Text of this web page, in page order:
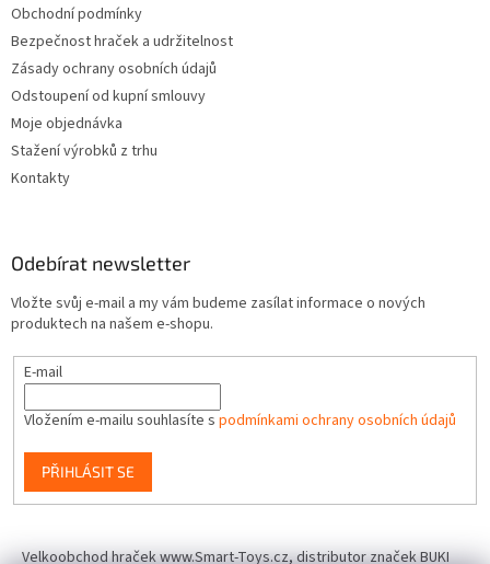
Obchodní podmínky
Bezpečnost hraček a udržitelnost
Zásady ochrany osobních údajů
Odstoupení od kupní smlouvy
Moje objednávka
Stažení výrobků z trhu
Kontakty
Odebírat newsletter
Vložte svůj e-mail a my vám budeme zasílat informace o nových
produktech na našem e-shopu.
E-mail
Vložením e-mailu souhlasíte s podmínkami ochrany osobních údajů
PŘIHLÁSIT SE
Velkoobchod hraček www.Smart-Toys.cz, distributor značek BUKI